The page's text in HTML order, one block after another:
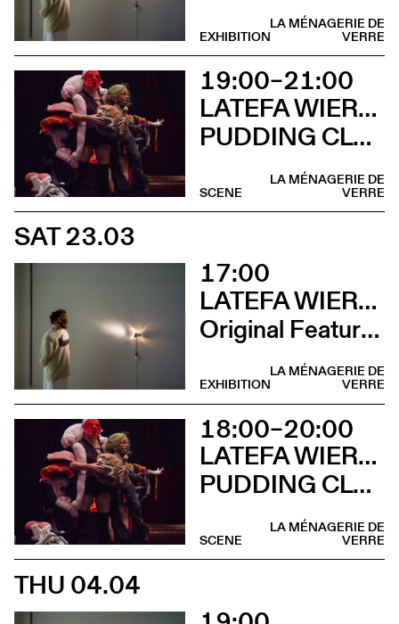
LA MÉNAGERIE DE
VERRE
EXHIBITION
19:00–21:00
LATEFA WIERSCH & EMMA MURRAY
PUDDING CLUB
LA MÉNAGERIE DE
VERRE
SCENE
SAT 23.03
17:00
LATEFA WIERSCH
Original Features
LA MÉNAGERIE DE
VERRE
EXHIBITION
18:00–20:00
LATEFA WIERSCH & EMMA MURRAY
PUDDING CLUB
LA MÉNAGERIE DE
VERRE
SCENE
THU 04.04